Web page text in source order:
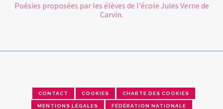
Poésies proposées par les élèves de l'école Jules Verne de
Carvin.
CONTACT COOKIES CHARTE DES COOKIES
MENTIONS LÉGALES FÉDÉRATION NATIONALE